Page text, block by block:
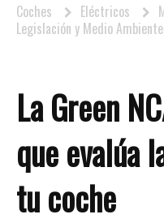
Coches Eléctricos
Legislación y Medio Ambiente
La Green
que evalúa
tu coche